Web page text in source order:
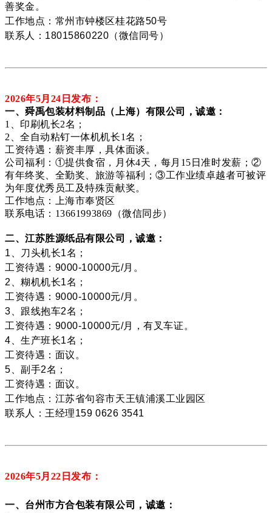
善奖金。
工作地点：常州市钟楼区桂花路50号
联系人：18015860220（微信同号）
2026年5月24 日发布：
一、舜禹包装材料制品（上海）有限公司，诚邀：
1、印刷机长2名；
2、全自动粘钉一体机机长1名；
工资待遇：薪资丰厚，具体面谈。
公司福利：①提供食宿，月休4天，每月15日准时发薪；②
有年终奖、全勤奖、旅游等福利；③工作业绩卓越者可被评
为年度优秀员工及特殊贡献奖。
工作地点：上海市奉贤区
联系电话：13661993869（微信同步）
二、江苏胜源纸品有限公司，诚邀：
1、刀头机长1名；
工资待遇：9000-10000元/月。
2、糊机机长1名；
工资待遇：9000-10000元/月。
3、跟线抱车2名；
工资待遇：9000-10000元/月，有叉车证。
4、生产班长1名；
工资待遇：面议。
5、副手2名；
工资待遇：面议。
工作地点：江苏省句容市天王镇浦溪工业园区
联系人：王经理159 0626 3541
2026年5月22 日发布：
一、台州市方合包装有限公司，诚邀：